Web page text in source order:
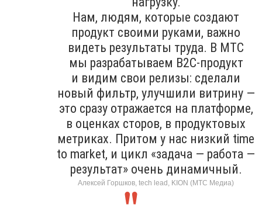
Нам, людям, которые создают
продукт своими руками, важно
видеть результаты труда. В МТС
мы разрабатываем B2C-продукт
и видим свои релизы: сделали
новый фильтр, улучшили витрину —
это сразу отражается на платформе,
в оценках сторов, в продуктовых
метриках. Притом у нас низкий time
to market, и цикл «задача — работа —
результат» очень динамичный.
Алексей Горшков, tech lead, KION (МТС Медиа)